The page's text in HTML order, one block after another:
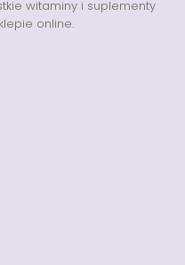
witaminy i suplementy
online.